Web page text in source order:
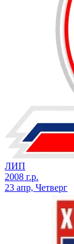
ЛИП
2008 г.р.
23 апр, Четверг